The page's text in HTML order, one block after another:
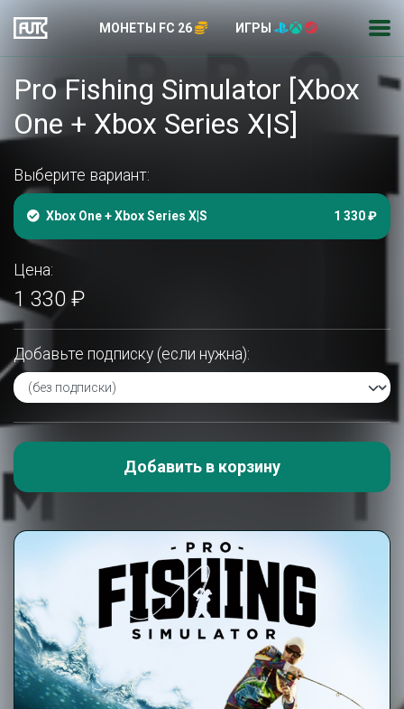
МОНЕТЫ FC 26 ИГРЫ
Pro Fishing Simulator [Xbox
One + Xbox Series X|S]
Выберите вариант:
Xbox One + Xbox Series X|S 1 330 ₽
Цена:
1 330 ₽
Добавьте подписку (если нужна):
Добавить в корзину